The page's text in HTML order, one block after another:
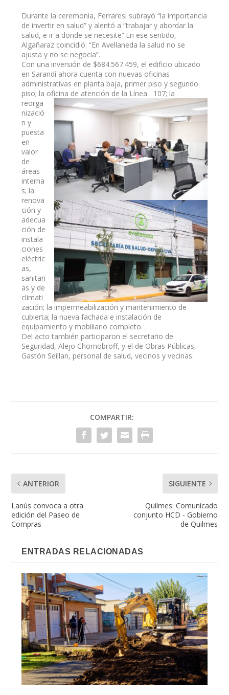
Durante la ceremonia, Ferraresi subrayó “la importancia
de invertir en salud” y alentó a “trabajar y abordar la
salud, e ir a donde se necesite”.En ese sentido,
Algañaraz coincidió: “En Avellaneda la salud no se
ajusta y no se negocia”.
Con una inversión de $684.567.459, el edificio ubicado
en Sarandí ahora cuenta con nuevas oficinas
administrativas en planta baja, primer piso y segundo
piso; la oficina de atención de la Línea
107; la
reorga
nizació
n y
puesta
en
valor
de
áreas
interna
s; la
renova
ción y
adecua
ción de
instala
ciones
eléctric
as,
sanitari
as y de
climati
zación; la impermeabilización y mantenimiento de
cubierta; la nueva fachada e instalación de
equipamiento y mobiliario completo.
Del acto también participaron el secretario de
Seguridad, Alejo Chornobroff, y el de Obras Públicas,
Gastón Seillan, personal de salud, vecinos y vecinas.
COMPARTIR:
ANTERIOR
Lanús convoca a otra
edición del Paseo de
Compras
SIGUIENTE
Quilmes: Comunicado
conjunto HCD - Gobierno
de Quilmes
ENTRADAS RELACIONADAS